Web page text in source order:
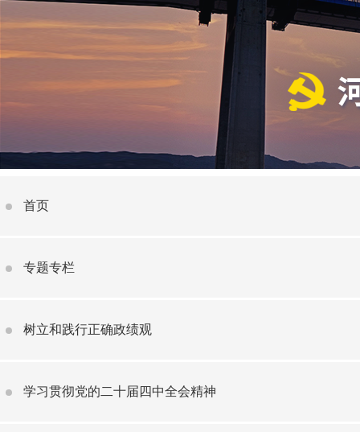
首页
专题专栏
树立和践行正确政绩观
学习贯彻党的二十届四中全会精神